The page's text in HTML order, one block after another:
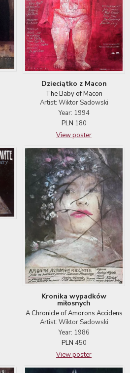
Dzieciątko z Macon
The Baby of Macon
Artist: Wiktor Sadowski
Year: 1994
PLN 180
View poster
Kronika wypadków
miłosnych
A Chronicle of Amorons Accidens
Artist: Wiktor Sadowski
Year: 1986
PLN 450
View poster